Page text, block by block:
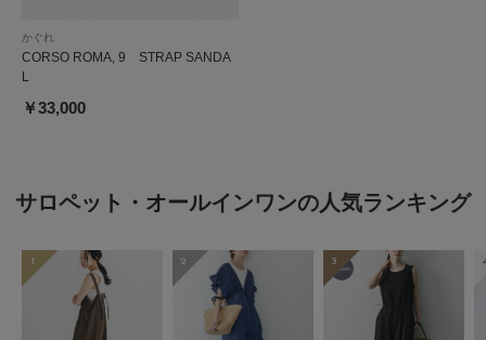
かぐれ
CORSO ROMA, 9 STRAP SANDA
L
￥33,000
サロペット・オールインワンの人気ランキング
1 2 3